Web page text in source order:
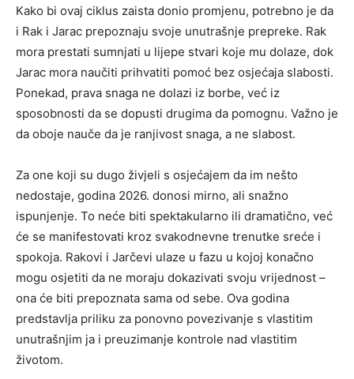
Kako bi ovaj ciklus zaista donio promjenu, potrebno je da
i Rak i Jarac prepoznaju svoje unutrašnje prepreke. Rak
mora prestati sumnjati u lijepe stvari koje mu dolaze, dok
Jarac mora naučiti prihvatiti pomoć bez osjećaja slabosti.
Ponekad, prava snaga ne dolazi iz borbe, već iz
sposobnosti da se dopusti drugima da pomognu. Važno je
da oboje nauče da je ranjivost snaga, a ne slabost.
Za one koji su dugo živjeli s osjećajem da im nešto
nedostaje, godina 2026. donosi mirno, ali snažno
ispunjenje. To neće biti spektakularno ili dramatično, već
će se manifestovati kroz svakodnevne trenutke sreće i
spokoja. Rakovi i Jarčevi ulaze u fazu u kojoj konačno
mogu osjetiti da ne moraju dokazivati svoju vrijednost –
ona će biti prepoznata sama od sebe. Ova godina
predstavlja priliku za ponovno povezivanje s vlastitim
unutrašnjim ja i preuzimanje kontrole nad vlastitim
životom.